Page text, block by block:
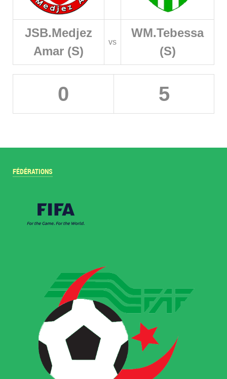
JSB.Medjez
Amar (S)
vs
WM.Tebessa
(S)
0 5
FÉDÉRATIONS